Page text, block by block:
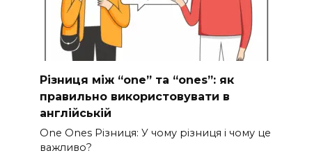
Різниця між “one” та “ones”: як
правильно використовувати в
англійській
One Ones Різниця: У чому різниця і чому це
важливо?